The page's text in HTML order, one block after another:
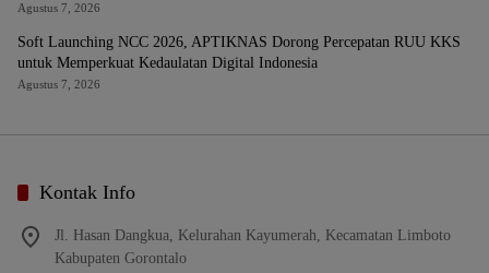
Agustus 7, 2026
Soft Launching NCC 2026, APTIKNAS Dorong Percepatan RUU KKS
untuk Memperkuat Kedaulatan Digital Indonesia
Agustus 7, 2026
Kontak Info
Jl. Hasan Dangkua, Kelurahan Kayumerah, Kecamatan Limboto
Kabupaten Gorontalo